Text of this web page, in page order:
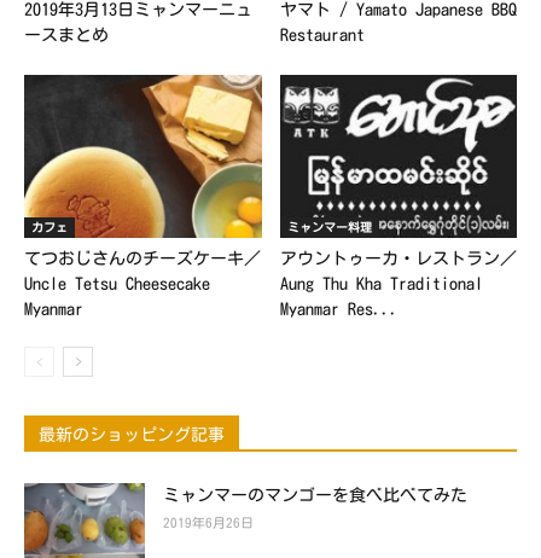
2019年3月13日ミャンマーニュ
ースまとめ
ヤマト / Yamato Japanese BBQ
Restaurant
カフェ
てつおじさんのチーズケーキ／
Uncle Tetsu Cheesecake
Myanmar
ミャンマー料理
アウントゥーカ・レストラン／
Aung Thu Kha Traditional
Myanmar Res...
最新のショッピング記事
ミャンマーのマンゴーを食べ比べてみた
2019年6月26日